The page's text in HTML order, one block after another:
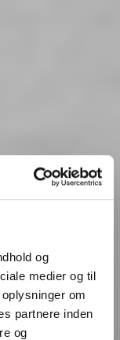
og
medier og til
om
partnere inden
og